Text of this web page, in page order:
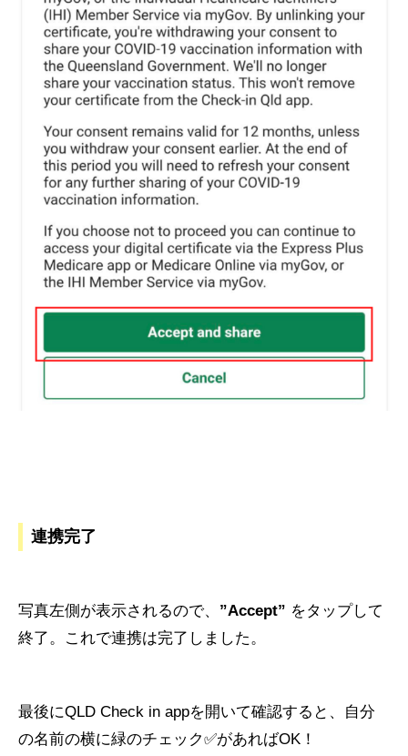
連携完了
写真左側が表示されるので、 ”Accept” をタップして
終了。これで連携は完了しました。
最後にQLD Check in appを開いて確認すると、自分
の名前の横に緑のチェック✅があればOK！